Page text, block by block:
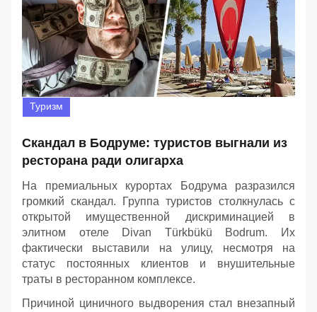
Туризм
Скандал в Бодруме: туристов выгнали из
ресторана ради олигарха
На премиальных курортах Бодрума разразился
громкий скандал. Группа туристов столкнулась с
открытой имущественной дискриминацией в
элитном отеле Divan Türkbükü Bodrum. Их
фактически выставили на улицу, несмотря на
статус постоянных клиентов и внушительные
траты в ресторанном комплексе.
Причиной циничного выдворения стал внезапный